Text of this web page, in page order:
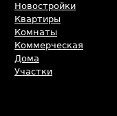
Новостройки
Квартиры
Комнаты
Коммерческая
Дома
Участки